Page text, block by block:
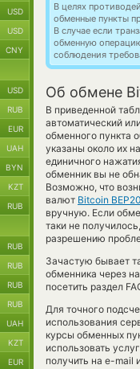
В целях
обменные пункты
В случае если
обменную
соблюдения
Об обмене
В приведенной
автоматический
обменного пункта
указаны около их
единичного
обменник вы не
Возможно, что
валют Bitcoin
вручную. Если
таки не
разрешению
Зачастую бывает
обменника через
посетить раздел
Для точного
использования
курсы обменных
использовать
получить на e-mail
USD
USD
CNY
USD
RUB
EUR
UAH
BYN
KZT
RUB
RUB
RUB
RUB
RUB
UAH
KZT
EUR